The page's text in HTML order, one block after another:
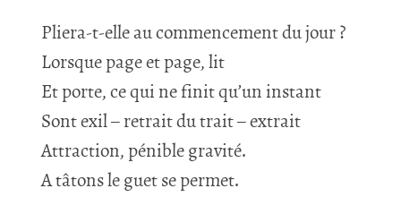
Pliera-t-elle au commencement du jour ?
Lorsque page et page, lit
Et porte, ce qui ne finit qu’un instant
Sont exil – retrait du trait – extrait
Attraction, pénible gravité.
A tâtons le guet se permet.